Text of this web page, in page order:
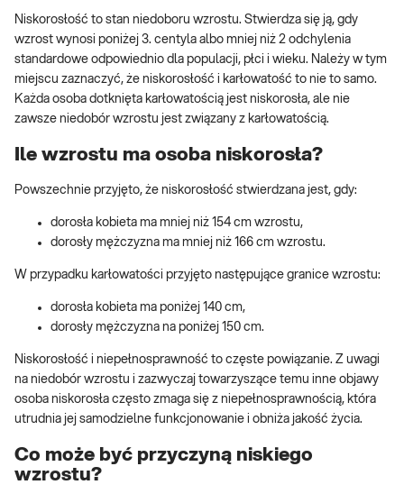
Niskorosłość to stan niedoboru wzrostu. Stwierdza się ją, gdy
wzrost wynosi poniżej 3. centyla albo mniej niż 2 odchylenia
standardowe odpowiednio dla populacji, płci i wieku. Należy w tym
miejscu zaznaczyć, że niskorosłość i karłowatość to nie to samo.
Każda osoba dotknięta karłowatością jest niskorosła, ale nie
zawsze niedobór wzrostu jest związany z karłowatością.
Ile wzrostu ma osoba niskorosła?
Powszechnie przyjęto, że niskorosłość stwierdzana jest, gdy:
dorosła kobieta ma mniej niż 154 cm wzrostu,
dorosły mężczyzna ma mniej niż 166 cm wzrostu.
W przypadku karłowatości przyjęto następujące granice wzrostu:
dorosła kobieta ma poniżej 140 cm,
dorosły mężczyzna na poniżej 150 cm.
Niskorosłość i niepełnosprawność to częste powiązanie. Z uwagi
na niedobór wzrostu i zazwyczaj towarzyszące temu inne objawy
osoba niskorosła często zmaga się z niepełnosprawnością, która
utrudnia jej samodzielne funkcjonowanie i obniża jakość życia.
Co może być przyczyną niskiego
wzrostu?